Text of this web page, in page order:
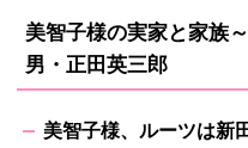
美智子様の実家と家族
男・ 正田英三郎
美智子様、ルーツは新